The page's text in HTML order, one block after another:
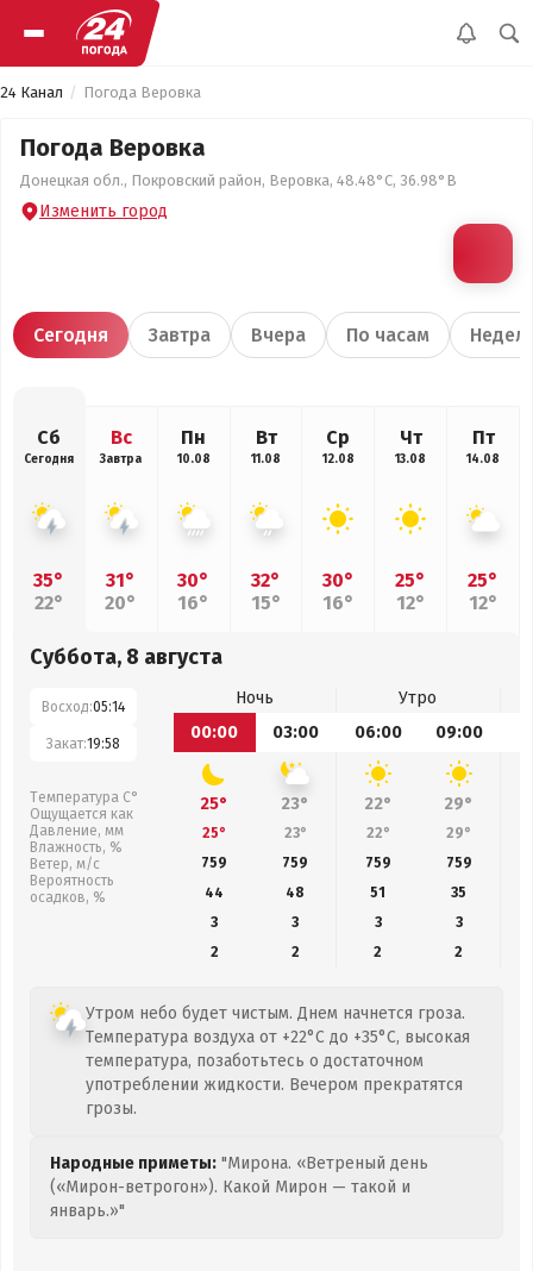
24 Канал Погода Веровка
Погода Веровка
Донецкая обл., Покровский район, Веровка, 48.48°С, 36.98°В
Изменить город
Сегодня Завтра Вчера По часам
Сб
Сегодня
35°
22°
Вс
Завтра
31°
20°
Пн
10.08
30°
16°
Вт
11.08
32°
15°
Ср
12.08
30°
16°
Чт
13.08
25°
12°
Пт
14.08
25°
12°
Суббота, 8 августа
Восход:05:14
Закат:19:58
Температура С°
Ощущается как
Давление, мм
Влажность, %
Ветер, м/с
Вероятность
осадков, %
Ночь
Утро
00:00
03:00 06:00 09:00
25° 23° 22° 29°
25° 23° 22° 29°
759
759 759 759
44
48 51 35
3
3 3
3
2
2 2 2
Утром небо будет чистым. Днем начнется гроза.
Температура воздуха от +22°C до +35°C, высокая
температура, позаботьтесь о достаточном
употреблении жидкости. Вечером прекратятся
грозы.
Народные приметы: "Мирона. «Ветреный день
(«Мирон-ветрогон»). Какой Мирон — такой и
январь.»"